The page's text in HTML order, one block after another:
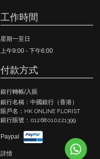
工作時間
星期一至日
上午9:00 - 下午6:00
付款方式
銀行轉帳/入賬
銀行名稱：中國銀行（香港）
賬戶名：HK ONLINE FLORIST
銀行賬號：01268010221399
Paypal
詳情